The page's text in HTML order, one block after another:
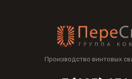
Производство винтовых